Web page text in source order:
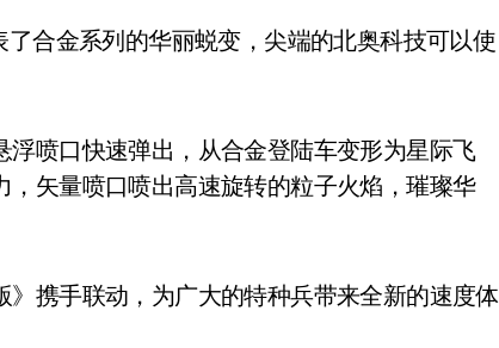
合金系列的华丽蜕变，尖端的北奥科技可以使
喷口快速弹出，从合金登陆车变形为星际飞
矢量喷口喷出高速旋转的粒子火焰，璀璨华
携手联动，为广大的特种兵带来全新的速度体